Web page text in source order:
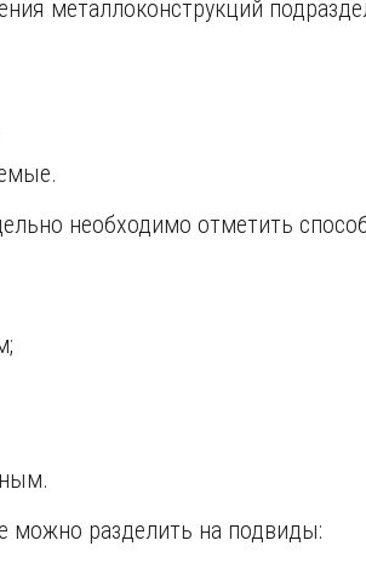
металлоконструкций
необходимо отметить
можно разделить на подвиды: